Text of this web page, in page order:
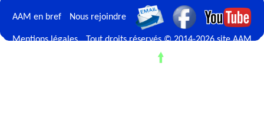
AAM en bref Nous rejoindre
Mentions légales
Tout droits réservés © 2014-2026 site AAM